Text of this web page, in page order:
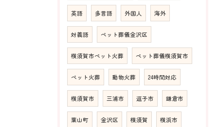
英語 多言語 外国人 海外
対義語 ペット葬儀金沢区
横須賀市ペット火葬 ペット葬儀横須賀市
ペット火葬 動物火葬 24時間対応
横須賀市 三浦市 逗子市 鎌倉市
葉山町 金沢区 横須賀 横浜市